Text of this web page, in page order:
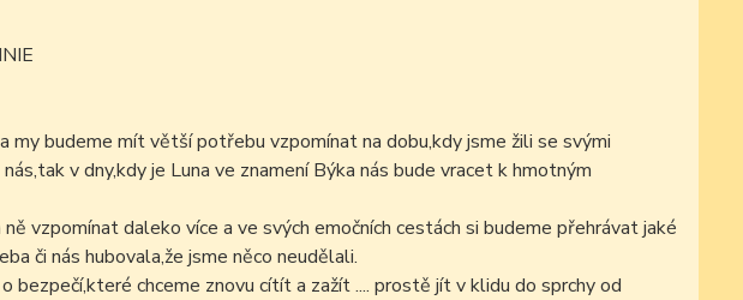
my budeme mít větší potřebu vzpomínat na dobu,kdy jsme žili se svými
v dny,kdy je Luna ve znamení Býka nás bude vracet k hmotným
vzpomínat daleko více a ve svých emočních cestách si budeme přehrávat jaké
či nás hubovala,že jsme něco neudělali.
bezpečí,které chceme znovu cítít a zažít .... prostě jít v klidu do sprchy od